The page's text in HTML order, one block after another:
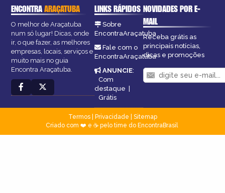
ENCONTRAARAÇATUBA
O melhor de Araçatuba
num só lugar! Dicas, onde
ir, o que fazer, as melhores
empresas, locais, serviços e
muito mais no guia
Encontra Araçatuba.
LINKS RÁPIDOS
Sobre
EncontraAraçatuba
Fale com o
EncontraAraçatuba
ANUNCIE:
Com
destaque
Grátis
NOVIDADES POR E-
MAIL
Receba grátis as
principais notícias,
dicas e promoções
Termos| Privacidade
Sitemap
Criado com ❤️ e ☕ pelo time do EncontraBrasil